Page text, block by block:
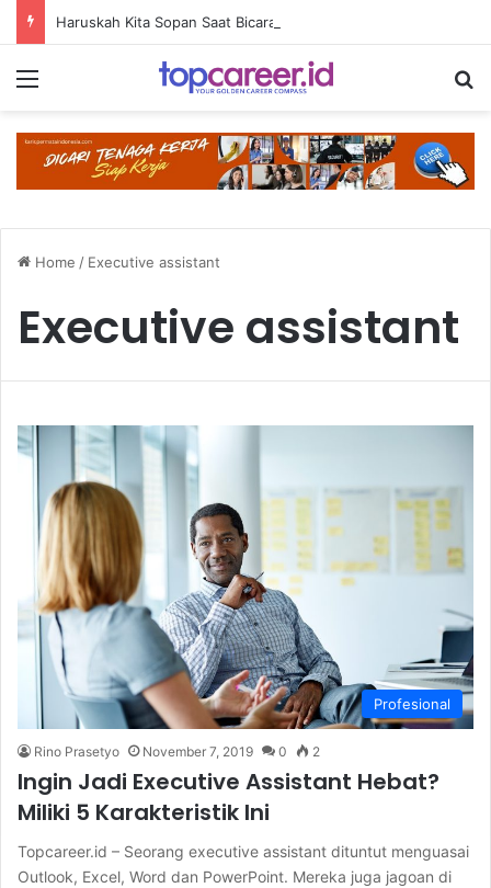
Haruskah Kita Sopan Saat Bicara sama AI?
Home / Executive assistant
Executive assistant
Profesional
Rino Prasetyo November 7, 2019 0 2
Ingin Jadi Executive Assistant Hebat?
Miliki 5 Karakteristik Ini
Topcareer.id – Seorang executive assistant dituntut menguasai
Outlook, Excel, Word dan PowerPoint. Mereka juga jagoan di